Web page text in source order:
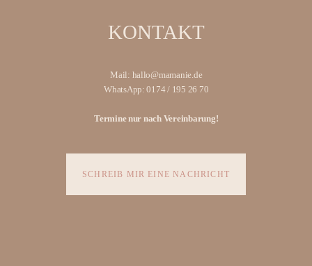
KONTAKT
Mail: hallo@mamanie.de
WhatsApp: 0174 / 195 26 70
Termine nur nach Vereinbarung!
SCHREIB MIR EINE NACHRICHT